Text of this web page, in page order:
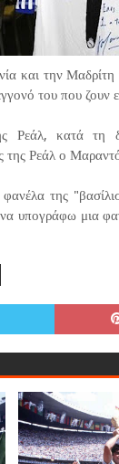
και την Μαδρίτη
του που ζουν
Ρεάλ, κατά τη
της Ρεάλ ο
της
υπογράφω μια